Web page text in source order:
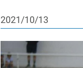
2021/10/13